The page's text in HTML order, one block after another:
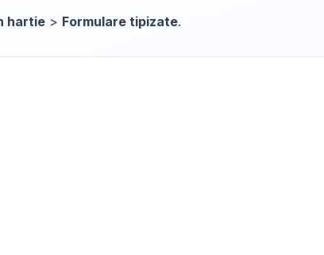
hartie > Formulare tipizate.